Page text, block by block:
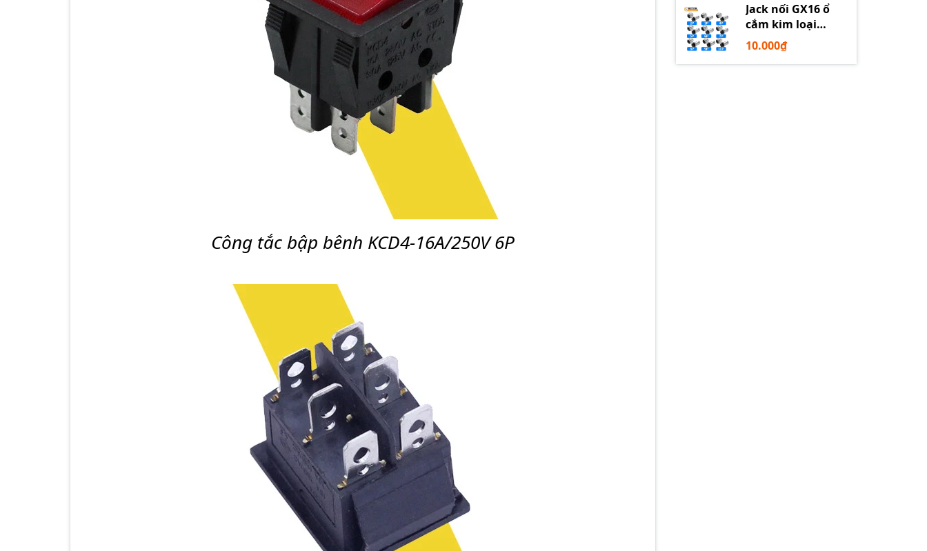
Công tắc bập bênh KCD4-16A/250V 6P
Jack nối GX16 ổ
cắm kim loại
2/3/4/5/6P chuyên
dụng
10.000₫